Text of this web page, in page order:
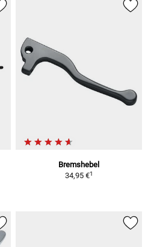
Bremshebel
34,95 €1